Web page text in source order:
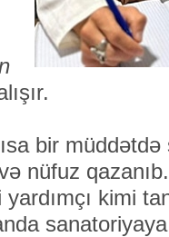
bir müddətdə
nüfuz qazanıb.
kimi